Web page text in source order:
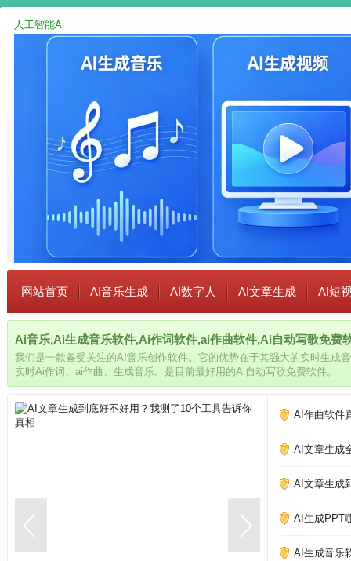
人工智能Ai
网站首页 AI音乐生成 AI数字人 AI文章生成 AI短
Ai音乐,Ai生成音乐软件,Ai作词软件,ai作曲软件,Ai自动写歌免费
我们是一款备受关注的AI音乐创作软件。它的优势在于其强大的实时生成
实时Ai作词、ai作曲、生成音乐。是目前最好用的Ai自动写歌免费软件。
AI作曲软件
AI文章生成
AI文章生成
AI生成PPT
AI生成音乐